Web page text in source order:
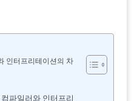
인터프리테이션의 차
파일러와 인터프리